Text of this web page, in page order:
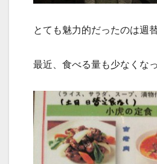
とても魅力的だったのは週
最近、食べる量も少なくな